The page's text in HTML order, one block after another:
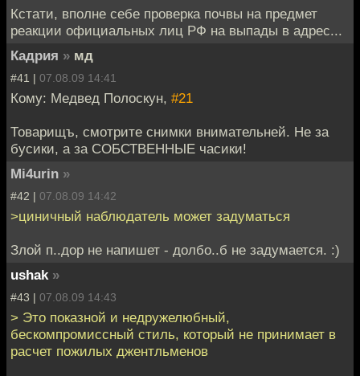
Кстати, вполне себе проверка почвы на предмет
реакции официальных лиц РФ на выпады в адрес...
Кадрия » мд
#41 | 07.08.09 14:41
Кому: Медвед Полоскун, #21
Товарищъ, смотрите снимки внимательней. Не за
бусики, а за СОБСТВЕННЫЕ часики!
Mi4urin »
#42 | 07.08.09 14:42
>циничный наблюдатель может задуматься
Злой п..дор не напишет - долбо..б не задумается. :)
ushak »
#43 | 07.08.09 14:43
> Это показной и недружелюбный,
бескомпромиссный стиль, который не принимает в
расчет пожилых джентльменов